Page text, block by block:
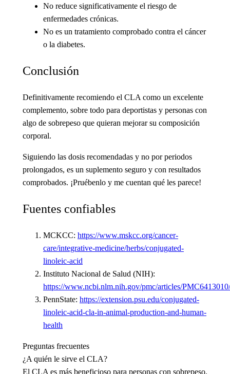
No reduce significativamente el riesgo de
enfermedades crónicas.
No es un tratamiento comprobado contra el cáncer
o la diabetes.
Conclusión
Definitivamente recomiendo el CLA como un excelente
complemento, sobre todo para deportistas y personas con
algo de sobrepeso que quieran mejorar su composición
corporal.
Siguiendo las dosis recomendadas y no por periodos
prolongados, es un suplemento seguro y con resultados
comprobados. ¡Pruébenlo y me cuentan qué les parece!
Fuentes confiables
MCKCC: https://www.mskcc.org/cancer-
care/integrative-medicine/herbs/conjugated-
linoleic-acid
Instituto Nacional de Salud (NIH):
https://www.ncbi.nlm.nih.gov/pmc/articles/PMC6413010/
PennState: https://extension.psu.edu/conjugated-
linoleic-acid-cla-in-animal-production-and-human-
health
Preguntas frecuentes
¿A quién le sirve el CLA?
El CLA es más beneficioso para personas con sobrepeso,